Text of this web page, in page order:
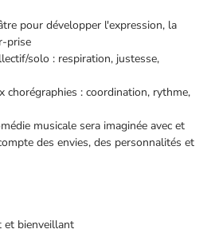
pour développer l'expression, la
prise
solo : respiration, justesse,
chorégraphies : coordination, rythme,
musicale sera imaginée avec et
des envies, des personnalités et
et bienveillant